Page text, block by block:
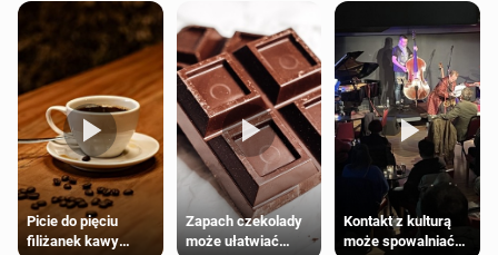
Picie do pięciu
filiżanek kawy
Zapach czekolady
może ułatwiać
Kontakt z kulturą
może spowalniać